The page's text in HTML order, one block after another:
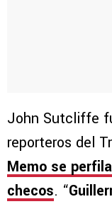
John Sutcliffe
reporteros del
Memo se
checos. “